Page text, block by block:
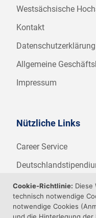
Westsächsische
Kontakt
Datenschutzerklärung
Allgemeine
Impressum
Nützliche Links
Career Service
WHZ
Weitere Angebote der
Cookie-Richtlinie: Diese
technisch notwendige
notwendige Cookies